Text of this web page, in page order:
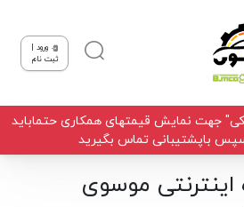
ورود |
ثبت نام
جهت نمایش قیمتهای همکاری حتماباید
باپشتیبانی تماس بگیرید
اینترنتی موسوی